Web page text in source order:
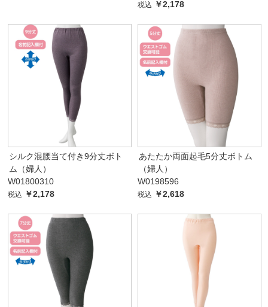
税込 ￥2,178
シルク混腰当て付き9分丈ボト
ム（婦人）
W01800310
税込 ￥2,178
あたたか両面起毛5分丈ボトム
（婦人）
W0198596
税込 ￥2,618